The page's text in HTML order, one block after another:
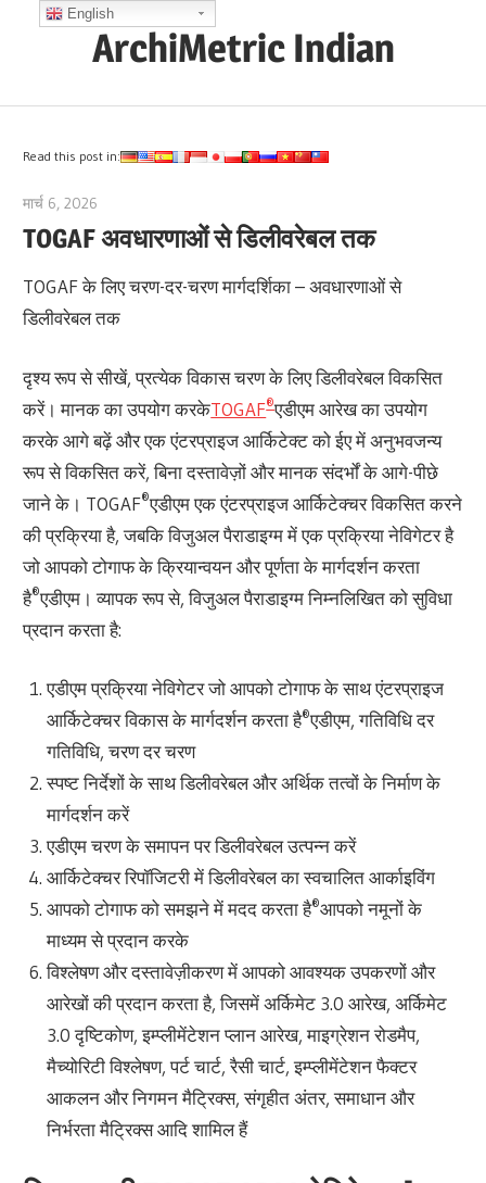
ArchiMetric Indian
Ops,
Agile
and
More
Read this post in:
मार्च 6, 2026
TOGAF अवधारणाओं से डिलीवरेबल तक
TOGAF के लिए चरण-दर-चरण मार्गदर्शिका – अवधारणाओं से
डिलीवरेबल तक
दृश्य रूप से सीखें, प्रत्येक विकास चरण के लिए डिलीवरेबल विकसित
करें। मानक का उपयोग करकेTOGAF®एडीएम आरेख का उपयोग
करके आगे बढ़ें और एक एंटरप्राइज आर्किटेक्ट को ईए में अनुभवजन्य
रूप से विकसित करें, बिना दस्तावेज़ों और मानक संदर्भों के आगे-पीछे
जाने के। TOGAF®एडीएम एक एंटरप्राइज आर्किटेक्चर विकसित करने
की प्रक्रिया है, जबकि विजुअल पैराडाइग्म में एक प्रक्रिया नेविगेटर है
जो आपको टोगाफ के क्रियान्वयन और पूर्णता के मार्गदर्शन करता
है®एडीएम। व्यापक रूप से, विजुअल पैराडाइग्म निम्नलिखित को सुविधा
प्रदान करता है:
एडीएम प्रक्रिया नेविगेटर जो आपको टोगाफ के साथ एंटरप्राइज
आर्किटेक्चर विकास के मार्गदर्शन करता है®एडीएम, गतिविधि दर
गतिविधि, चरण दर चरण
स्पष्ट निर्देशों के साथ डिलीवरेबल और अर्थिक तत्वों के निर्माण के
मार्गदर्शन करें
एडीएम चरण के समापन पर डिलीवरेबल उत्पन्न करें
आर्किटेक्चर रिपॉजिटरी में डिलीवरेबल का स्वचालित आर्काइविंग
आपको टोगाफ को समझने में मदद करता है®आपको नमूनों के
माध्यम से प्रदान करके
विश्लेषण और दस्तावेज़ीकरण में आपको आवश्यक उपकरणों और
आरेखों की प्रदान करता है, जिसमें अर्किमेट 3.0 आरेख, अर्किमेट
3.0 दृष्टिकोण, इम्प्लीमेंटेशन प्लान आरेख, माइग्रेशन रोडमैप,
मैच्योरिटी विश्लेषण, पर्ट चार्ट, रैसी चार्ट, इम्प्लीमेंटेशन फैक्टर
आकलन और निगमन मैट्रिक्स, संगृहीत अंतर, समाधान और
निर्भरता मैट्रिक्स आदि शामिल हैं
English